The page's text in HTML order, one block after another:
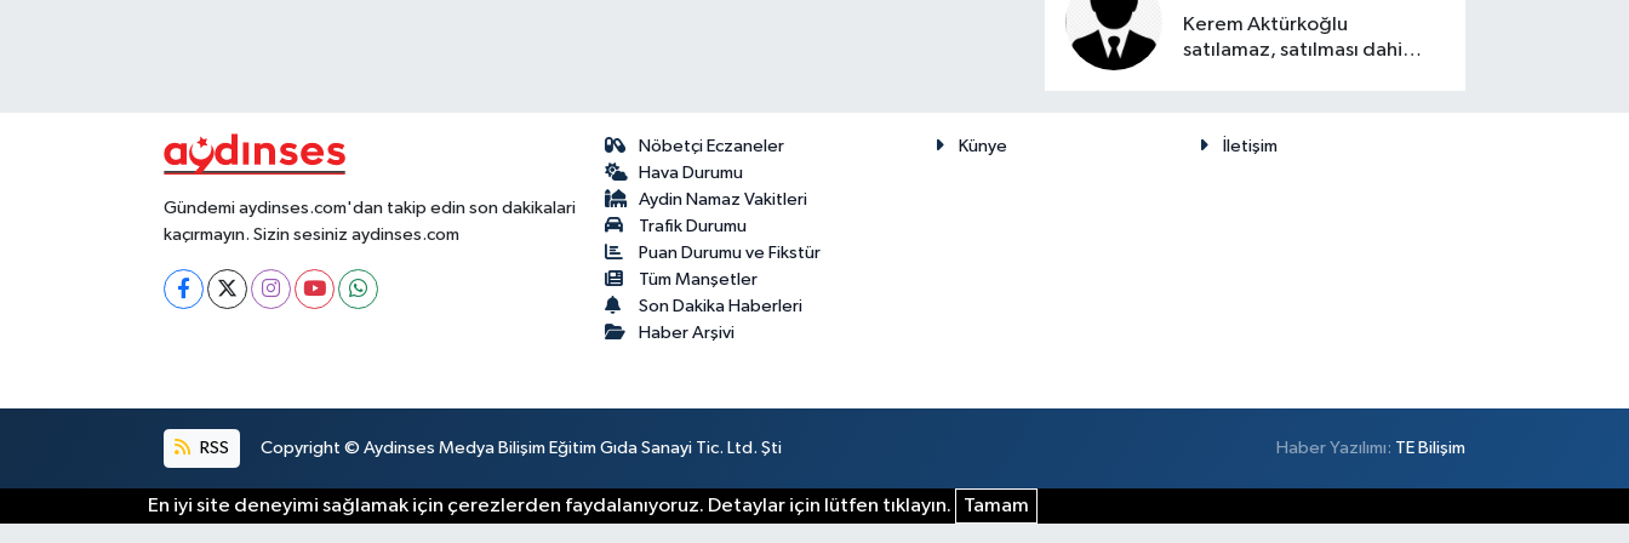
Kerem Aktürkoğlu
satılamaz, satılması dahi
Gündemi aydinses.com'dan takip edin son dakikalari
kaçırmayın. Sizin sesiniz aydinses.com
Nöbetçi Eczaneler
Hava Durumu
Aydin Namaz Vakitleri
Trafik Durumu
Puan Durumu ve Fikstür
Tüm Manşetler
Son Dakika Haberleri
Haber Arşivi
Künye İletişim
RSS Copyright © Aydinses Medya Bilişim Eğitim Gıda Sanayi Tic. Ltd. Şti Haber Yazılımı: TE Bilişim
En iyi site deneyimi sağlamak için çerezlerden faydalanıyoruz. Detaylar için lütfen tıklayın. Tamam